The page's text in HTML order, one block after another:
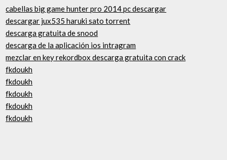
cabellas big game hunter pro 2014 pc descargar
descargar jux535 haruki sato torrent
descarga gratuita de snood
descarga de la aplicación ios intragram
mezclar en key rekordbox descarga gratuita con crack
fkdoukh
fkdoukh
fkdoukh
fkdoukh
fkdoukh